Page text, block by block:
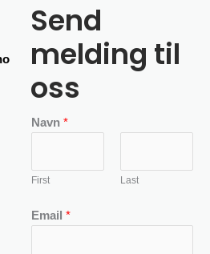
Send
melding til
oss
Navn *
First Last
Email *